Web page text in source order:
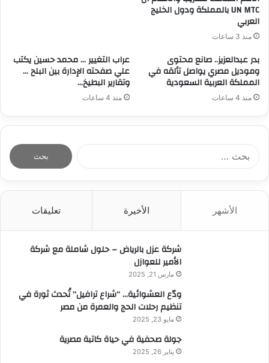
UN MTC بالمملكة ودول الخليج
العربي
منذ 3 ساعات
بدر عبدالعزيز.. صانع محتوى
وموديل مصري يواصل تألقه في
المملكة العربية السعودية
منذ 4 ساعات
عراب التغيير … محمد حسين يكتب
علي صفحته الإدارة بين البلح …
وتقارير البطيخ…
منذ 4 ساعات
الأشهر الأخيرة تعليقات
شركة عزل بالرياض – حلول شاملة مع شركة
الأمير للعوازل
مارس 21, 2025
ودّع العشوائية… “شراع ترافيل” تُحدث ثورة في
تنظيم رحلات الحج والعمرة من مصر
مايو 23, 2025
جولة صحفية في حياة كاتبة مصرية
يناير 26, 2025